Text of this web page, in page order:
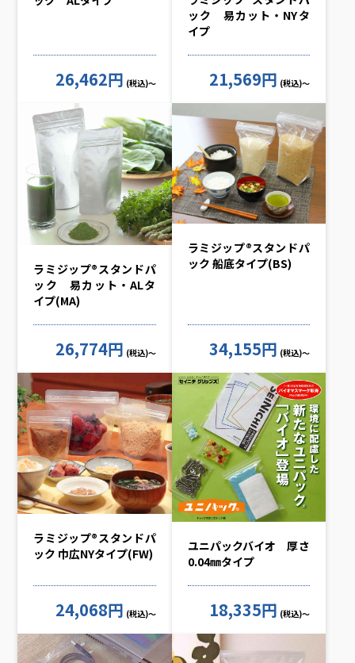
26,462円 (税込)～
ック 易カット・NYタ
イプ
21,569円 (税込)～
ラミジップ®スタンドパ
ック 易カット・ALタ
イプ(MA)
26,774円 (税込)～
ラミジップ®スタンドパ
ック 船底タイプ(BS)
34,155円 (税込)～
ラミジップ®スタンドパ
ック 巾広NYタイプ(FW)
24,068円 (税込)～
ユニパックバイオ 厚さ
0.04㎜タイプ
18,335円 (税込)～